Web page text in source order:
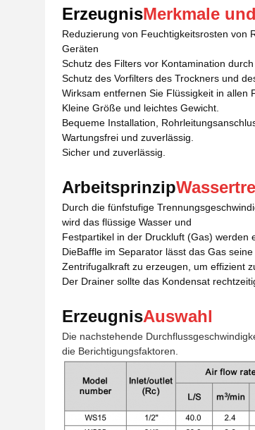
ErzeugnisMerkmale
Reduzierung von Feuchtigkeitsrosten von
Geräten
Schutz des Filters vor Kontamination
Schutz des Vorfilters des Trockners und
Wirksam entfernen Sie Flüssigkeit in allen
Kleine Größe und leichtes Gewicht.
Bequeme Installation,
Wartungsfrei und zuverlässig.
Sicher und zuverlässig.
Arbeitsprinzip
Durch die fünfstufige
wird das flüssige Wasser und
Festpartikel in der Druckluft (Gas) werden
DieBaffle im Separator lässt das Gas
Zentrifugalkraft zu erzeugen, um effizient
Der Drainer sollte das Kondensat
ErzeugnisAuswahl
Die nachstehende
die Berichtigungsfaktoren.